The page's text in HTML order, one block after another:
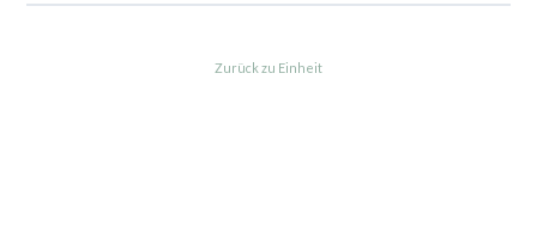
Zurück zu Einheit